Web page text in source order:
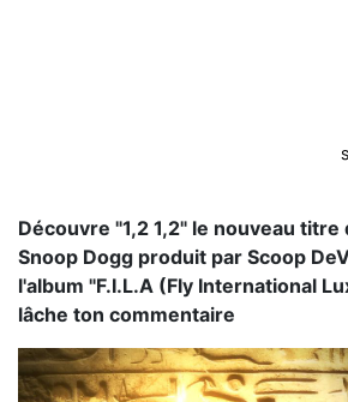
Découvre "1,2 1,2" le nouveau titre
Snoop Dogg produit par Scoop
l'album "F.I.L.A (Fly International
lâche ton commentaire